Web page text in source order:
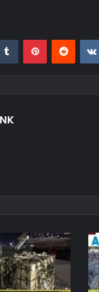
Tumblr PinterestReddit